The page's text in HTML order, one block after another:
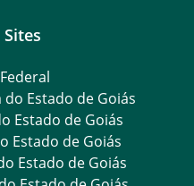
Estado de Goiás
Estado de Goiás
Estado de Goiás
Estado de Goiás